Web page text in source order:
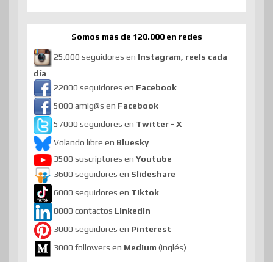
Somos más de 120.000 en redes
25.000 seguidores en Instagram, reels cada
día
22000 seguidores en Facebook
5000 amig@s en Facebook
57000 seguidores en Twitter - X
Volando libre en Bluesky
3500 suscriptores en Youtube
3600 seguidores en Slideshare
6000 seguidores en Tiktok
8000 contactos Linkedin
3000 seguidores en Pinterest
3000 followers en Medium (inglés)